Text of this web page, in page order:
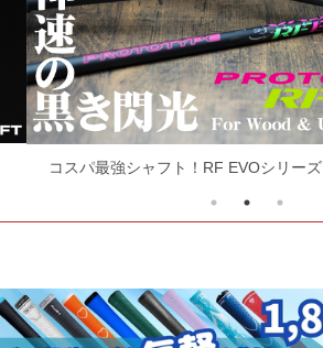
コスパ最強シャフト！RF EVOシリーズ